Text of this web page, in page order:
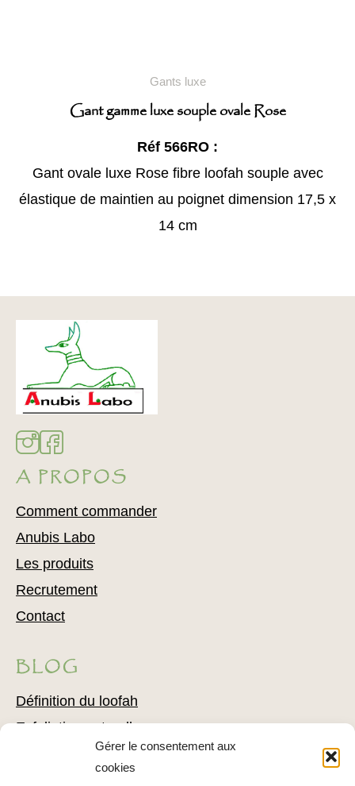
Gérer le consentement aux
cookies
Gants luxe
Gant gamme luxe souple ovale Rose
Réf 566RO :
Gant ovale luxe Rose fibre loofah souple avec
élastique de maintien au poignet dimension 17,5 x
14 cm
A PROPOS
Comment commander
Anubis Labo
Les produits
Recrutement
Contact
BLOG
Définition du loofah
Exfoliation naturelle
Comment utiliser du loofah